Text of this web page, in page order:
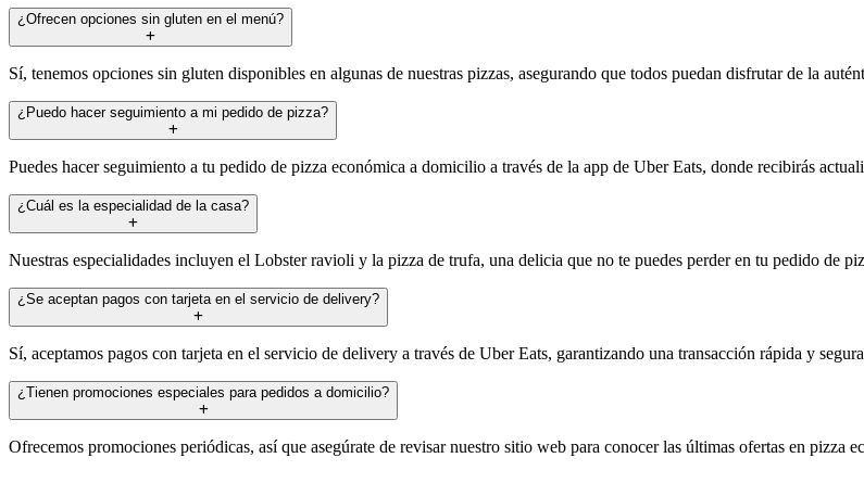
¿Ofrecen opciones sin gluten en el menú?
Sí, tenemos opciones sin gluten disponibles en algunas de nuestras pizzas, asegurando que todos puedan disfrutar de la
¿Puedo hacer seguimiento a mi pedido de pizza?
Puedes hacer seguimiento a tu pedido de pizza económica a domicilio a través de la app de Uber Eats, donde recibirás
¿Cuál es la especialidad de la casa?
Nuestras especialidades incluyen el Lobster ravioli y la pizza de trufa, una delicia que no te puedes perder en tu pedido de
¿Se aceptan pagos con tarjeta en el servicio de delivery?
Sí, aceptamos pagos con tarjeta en el servicio de delivery a través de Uber Eats, garantizando una transacción rápida y
¿Tienen promociones especiales para pedidos a domicilio?
Ofrecemos promociones periódicas, así que asegúrate de revisar nuestro sitio web para conocer las últimas ofertas en pizza